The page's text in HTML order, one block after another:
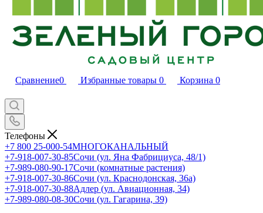
Сравнение0 Избранные товары 0 Корзина 0
Телефоны
+7 800 25-000-54МНОГОКАНАЛЬНЫЙ
+7-918-007-30-85Сочи (ул. Яна Фабрициуса, 48/1)
+7-989-080-90-17Сочи (комнатные растения)
+7-918-007-30-86Сочи (ул. Краснодонская, 36а)
+7-918-007-30-88Адлер (ул. Авиационная, 34)
+7-989-080-08-30Сочи (ул. Гагарина, 39)